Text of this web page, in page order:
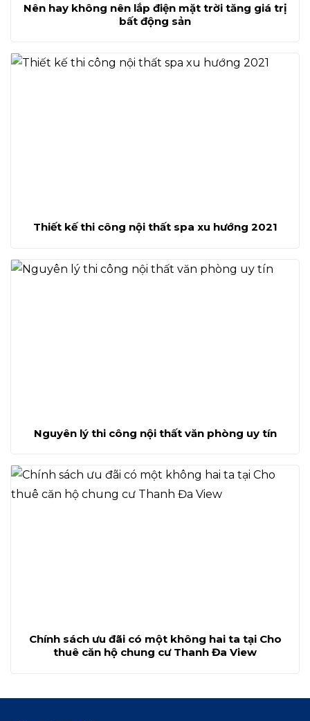
Nên hay không nên lắp điện mặt trời tăng giá trị
bất động sản
Thiết kế thi công nội thất spa xu hướng 2021
Nguyên lý thi công nội thất văn phòng uy tín
Chính sách ưu đãi có một không hai ta tại Cho
thuê căn hộ chung cư Thanh Đa View